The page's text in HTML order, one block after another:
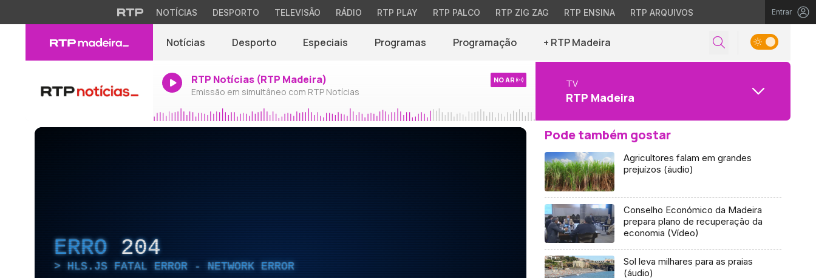
NOTÍCIAS DESPORTO TELEVISÃO RÁDIO RTP PLAY RTP PALCO RTP ZIG ZAG RTP ENSINA RTP ARQUIVOS Entrar
Notícias Desporto Especiais Programas Programação + RTP Madeira
RTP Notícias (RTP Madeira)
Emissão em simultâneo com RTP Notícias
NO AR TV
RTP Madeira
ERRO 204
HLS.JS FATAL ERROR - NETWORK ERROR
Pode também gostar
Agricultores falam em grandes
prejuízos (áudio)
Conselho Económico da Madeira
prepara plano de recuperação da
economia (Vídeo)
Sol leva milhares para as praias
(áudio)